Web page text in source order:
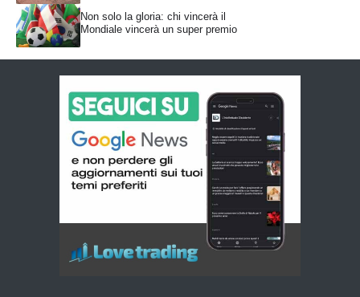
Non solo la gloria: chi vincerà il
Mondiale vincerà un super premio